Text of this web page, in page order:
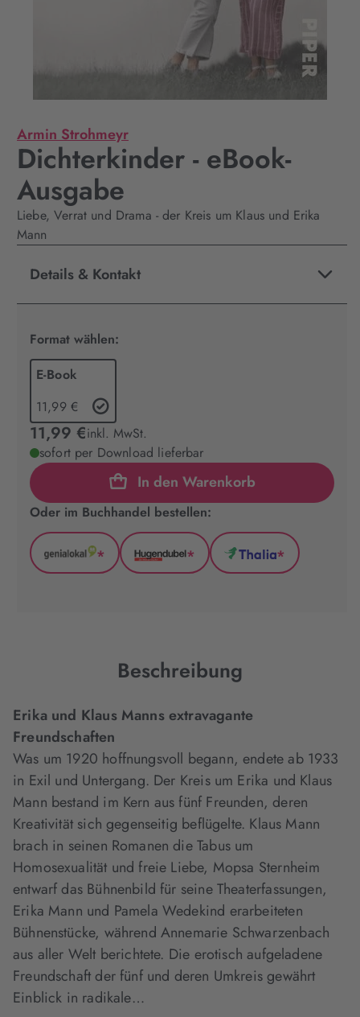
Armin Strohmeyr
Dichterkinder - eBook-
Ausgabe
Liebe, Verrat und Drama - der Kreis um Klaus und Erika
Mann
Details & Kontakt
Format wählen:
E-Book
11,99 €
11,99 €inkl. MwSt.
sofort per Download lieferbar
In den Warenkorb
Oder im Buchhandel bestellen:
GenialLokal
*
Hugendubel
*
Thalia
*
Beschreibung
Erika und Klaus Manns extravagante
Freundschaften
Was um 1920 hoffnungsvoll begann, endete ab 1933
in Exil und Untergang. Der Kreis um Erika und Klaus
Mann bestand im Kern aus fünf Freunden, deren
Kreativität sich gegenseitig beflügelte. Klaus Mann
brach in seinen Romanen die Tabus um
Homosexualität und freie Liebe, Mopsa Sternheim
entwarf das Bühnenbild für seine Theaterfassungen,
Erika Mann und Pamela Wedekind erarbeiteten
Bühnenstücke, während Annemarie Schwarzenbach
aus aller Welt berichtete. Die erotisch aufgeladene
Freundschaft der fünf und deren Umkreis gewährt
Einblick in radikale…